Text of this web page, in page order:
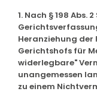
1. Nach § 198 Abs.
Heranziehung der
Gerichtshofs für
widerlegbare"
unangemessen
zu einem